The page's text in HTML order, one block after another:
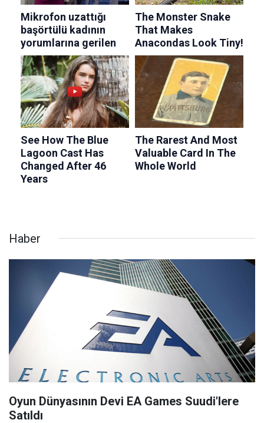
Haber
Oyun Dünyasının Devi EA Games Suudi'lere
Satıldı